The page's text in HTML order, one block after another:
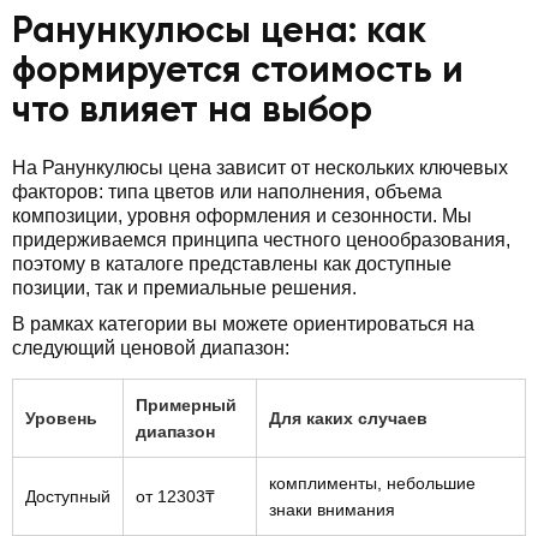
Ранункулюсы цена: как
формируется стоимость и
что влияет на выбор
На Ранункулюсы цена зависит от нескольких ключевых
факторов: типа цветов или наполнения, объема
композиции, уровня оформления и сезонности. Мы
придерживаемся принципа честного ценообразования,
поэтому в каталоге представлены как доступные
позиции, так и премиальные решения.
В рамках категории вы можете ориентироваться на
следующий ценовой диапазон:
Уровень
Примерный
диапазон
Для каких случаев
Доступный от 12303₸
комплименты, небольшие
знаки внимания